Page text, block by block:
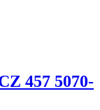
457 5070-